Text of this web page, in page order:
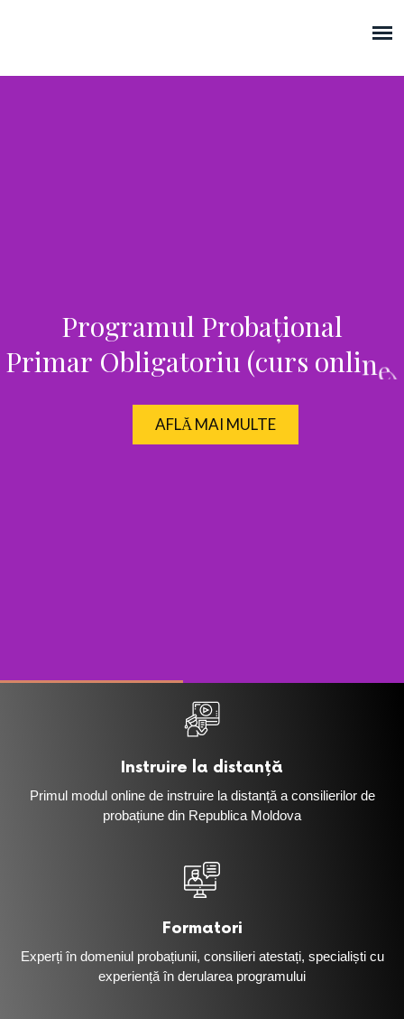
Programul Probațional
Primar Obligatoriu (curs online
Instruire la distanță
Primul modul online de instruire la distanță a consilierilor de
probațiune din Republica Moldova
Formatori
Experți în domeniul probațiunii, consilieri atestați, specialiști cu
experiență în derularea programului